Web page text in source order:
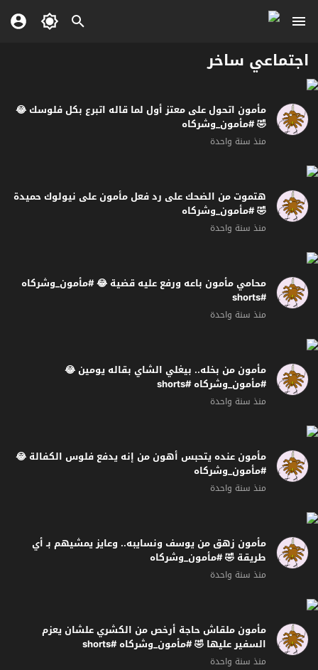
اجتماعي ساخر
مأمون اتحول على معتز أول لما قاله اتبرع بكل فلوسك 😂
🤣 #مأمون_وشركاه
منذ سنة واحدة
هتموت من الضحك على رد فعل مأمون على نيولوك حميدة
🤣 #مأمون_وشركاه
منذ سنة واحدة
محامي مأمون باعه ورفع عليه قضية 😂 #مأمون_وشركاه
#shorts
منذ سنة واحدة
مأمون من بخله.. بيغلي الشاي بقاله يومين 😂
#مأمون_وشركاه #shorts
منذ سنة واحدة
مأمون عنده يتحبس أهون من إنه يدفع فلوس الكفالة 😂
#مأمون_وشركاه
منذ سنة واحدة
مأمون زهق من يوسف ونسايبه.. وعايز يمشيهم بـ أي
طريقة 🤣 #مأمون_وشركاه
منذ سنة واحدة
مأمون ملقاش حاجة أرخص من الكشري علشان يعزم
السفير عليها 🤣 #مأمون_وشركاه #shorts
منذ سنة واحدة